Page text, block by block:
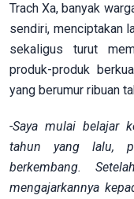
Trach Xa, banyak
sendiri, menciptakan
sekaligus turut
produk-produk
yang berumur ribuan
-Saya mulai belajar
tahun yang lalu,
berkembang.
mengajarkannya